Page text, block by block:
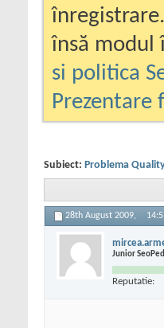
însă modul
si politica
Prezentare
Subiect: Problema
28th August 2009,
Junior
Reputatie: